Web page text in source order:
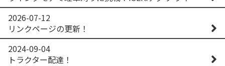
2026-07-12
リンクページの更新！
2024-09-04
トラクター配達！